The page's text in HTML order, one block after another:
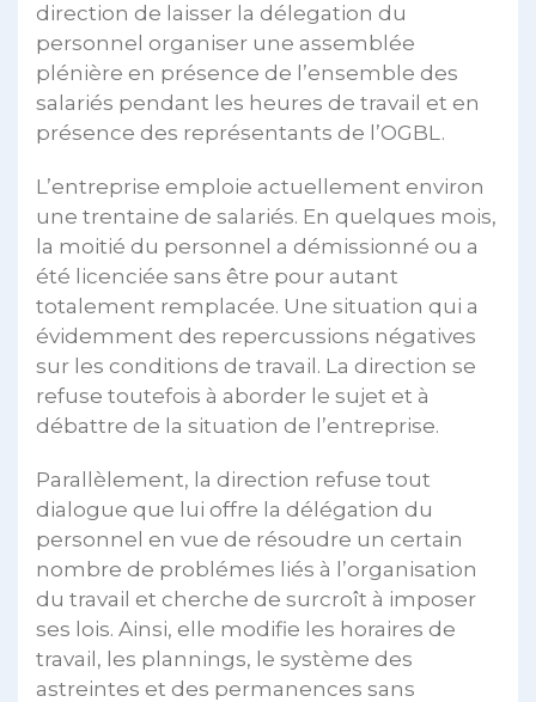
direction de laisser la délegation du
personnel organiser une assemblée
plénière en présence de l’ensemble des
salariés pendant les heures de travail et en
présence des représentants de l’OGBL.
L’entreprise emploie actuellement environ
une trentaine de salariés. En quelques mois,
la moitié du personnel a démissionné ou a
été licenciée sans être pour autant
totalement remplacée. Une situation qui a
évidemment des repercussions négatives
sur les conditions de travail. La direction se
refuse toutefois à aborder le sujet et à
débattre de la situation de l’entreprise.
Parallèlement, la direction refuse tout
dialogue que lui offre la délégation du
personnel en vue de résoudre un certain
nombre de problémes liés à l’organisation
du travail et cherche de surcroît à imposer
ses lois. Ainsi, elle modifie les horaires de
travail, les plannings, le système des
astreintes et des permanences sans